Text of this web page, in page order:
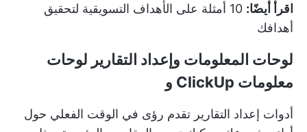
اقرأ أيضًا:
10 أمثلة على الأهداف التسويقية لتحقيق
أهدافك
لوحات المعلومات وإعداد التقارير لوحات
معلومات ClickUp
و
أدوات إعداد التقارير تقدم رؤى في الوقت الفعلي حول